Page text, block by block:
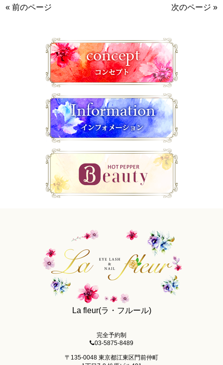
« 前のページ
次のページ »
La fleur(ラ・フルール)
完全予約制
03-5875-8489
〒135-0048 東京都江東区門前仲町